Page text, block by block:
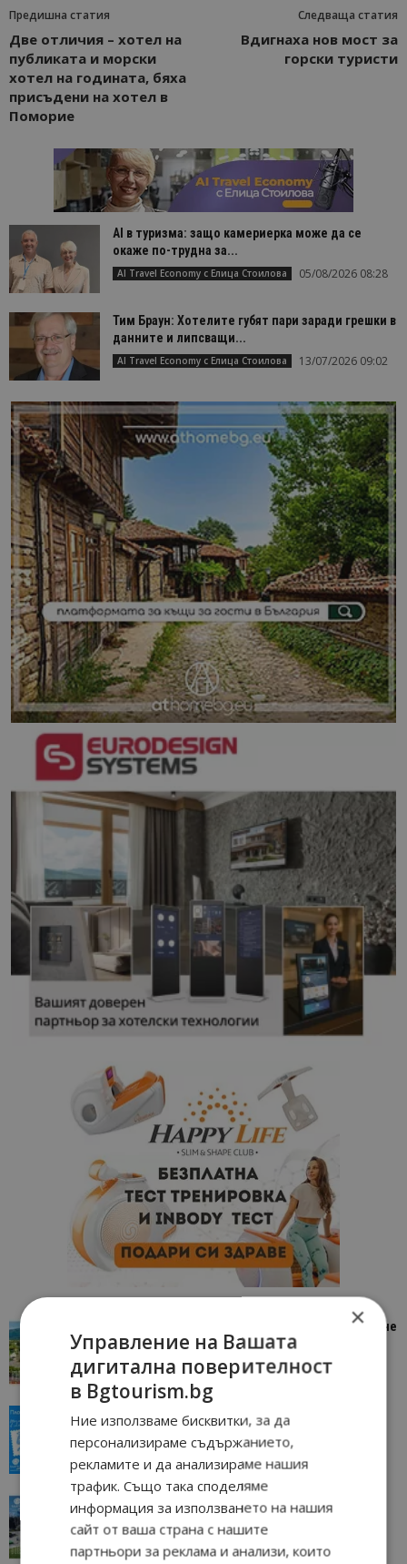
Предишна статия
Две отличия – хотел на
публиката и морски
хотел на годината, бяха
присъдени на хотел в
Поморие
Следваща статия
Вдигнаха нов мост за
горски туристи
AI в туризма: защо камериерка може да се
окаже по-трудна за...
AI Travel Economy с Елица Стоилова 05/08/2026 08:28
Тим Браун: Хотелите губят пари заради грешки в
данните и липсващи...
AI Travel Economy с Елица Стоилова 13/07/2026 09:02
“Пощенска картичка от…”: Петрич – Изживяване
отвъд очакваното
Петрич 11/07/2026 11:22
“Пощенска картичка от…”: Пловдив, градът на
Пловдив 23/06/2026 10:00
традициите, културата и вдъхновяващите...
17/06/2026 09:01
×
Управление на Вашата
дигитална поверителност
в Bgtourism.bg
Ние използваме бисквитки, за да
персонализираме съдържанието,
рекламите и да анализираме нашия
трафик. Също така споделяме
информация за използването на нашия
сайт от ваша страна с нашите
партньори за реклама и анализи, които